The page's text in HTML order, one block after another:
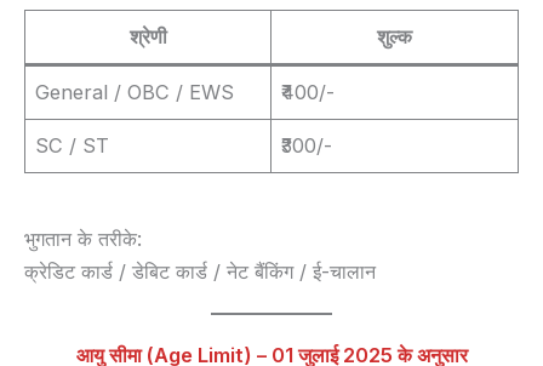
श्रेणी शुल्क
General / OBC / EWS ₹400/-
SC / ST ₹300/-
भुगतान के तरीके:
क्रेडिट कार्ड / डेबिट कार्ड / नेट बैंकिंग / ई-चालान
आयु सीमा (Age Limit) – 01 जुलाई 2025 के अनुसार